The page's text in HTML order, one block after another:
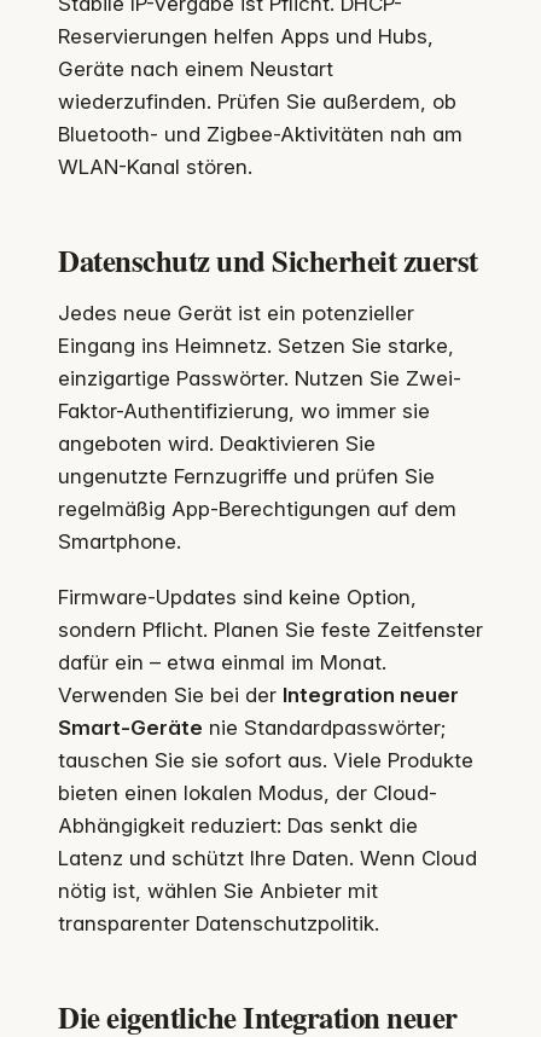
Reservierungen helfen Apps und Hubs,
Geräte nach einem Neustart
wiederzufinden. Prüfen Sie außerdem, ob
Bluetooth- und Zigbee-Aktivitäten nah am
WLAN-Kanal stören.
Datenschutz und Sicherheit zuerst
Jedes neue Gerät ist ein potenzieller
Eingang ins Heimnetz. Setzen Sie starke,
einzigartige Passwörter. Nutzen Sie Zwei-
Faktor-Authentifizierung, wo immer sie
angeboten wird. Deaktivieren Sie
ungenutzte Fernzugriffe und prüfen Sie
regelmäßig App-Berechtigungen auf dem
Smartphone.
Firmware-Updates sind keine Option,
sondern Pflicht. Planen Sie feste Zeitfenster
dafür ein – etwa einmal im Monat.
Verwenden Sie bei der Integration neuer
Smart-Geräte nie Standardpasswörter;
tauschen Sie sie sofort aus. Viele Produkte
bieten einen lokalen Modus, der Cloud-
Abhängigkeit reduziert: Das senkt die
Latenz und schützt Ihre Daten. Wenn Cloud
nötig ist, wählen Sie Anbieter mit
transparenter Datenschutzpolitik.
Die eigentliche Integration neuer